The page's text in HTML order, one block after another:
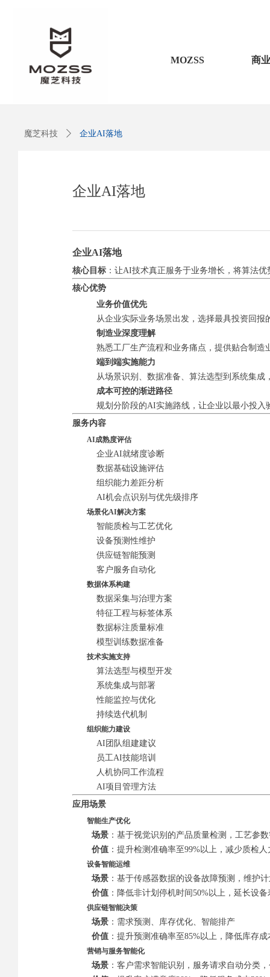
MOZSS 商
企业AI落地
企业AI落地
核心目标 ：让AI技术真正服务于业务增长，将算法
核心优势
业务价值优先
从企业实际业务场景出发，选择最具投资回
制造业深度理解
熟悉工厂生产流程和业务痛点，提供贴合制造
端到端实施能力
从场景识别、数据准备、算法选型到系统集成
成本可控的渐进路径
规划分阶段的AI实施路线，让企业以最小投入
服务内容
AI成熟度评估
企业AI就绪度诊断
数据基础设施评估
组织能力差距分析
AI机会点识别与优先级排序
场景化AI解决方案
智能质检与工艺优化
设备预测性维护
供应链智能预测
客户服务自动化
数据体系构建
数据采集与治理方案
特征工程与标签体系
数据标注质量标准
模型训练数据准备
技术实施支持
算法选型与模型开发
系统集成与部署
性能监控与优化
持续迭代机制
组织能力建设
AI团队组建建议
员工AI技能培训
人机协同工作流程
AI项目管理方法
应用场景
智能生产优化
场景 ：基于视觉识别的产品质量检测，工艺参
价值 ：提升检测准确率至99%以上，减少质检
设备智能运维
场景 ：基于传感器数据的设备故障预测，维护
价值 ：降低非计划停机时间50%以上，延长设
供应链智能决策
场景 ：需求预测、库存优化、智能排产
价值 ：提升预测准确率至85%以上，降低库存
营销与服务智能化
场景 ：客户需求智能识别，服务请求自动分类
魔芝科技 ꄲ 企业AI落地